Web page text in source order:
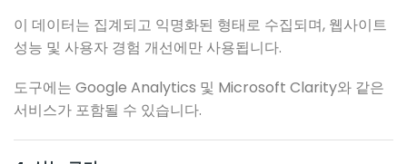
이 데이터는 집계되고 익명화된 형태로 수집되며, 웹사이트
성능 및 사용자 경험 개선에만 사용됩니다.
도구에는 Google Analytics 및 Microsoft Clarity와 같은
서비스가 포함될 수 있습니다.